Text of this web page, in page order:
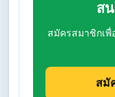
ส
สมัครสมาชิกเ
สมั